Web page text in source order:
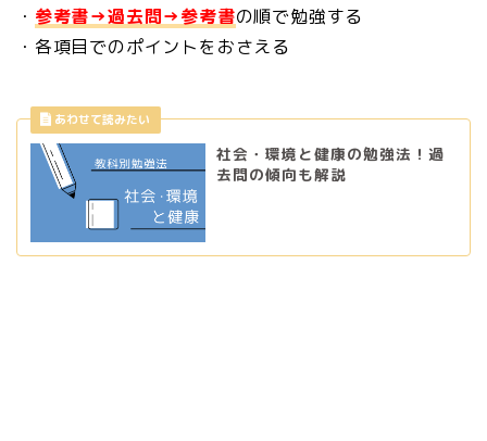
・ 参考書→過去問→参考書の順で勉強する
・各項目でのポイントをおさえる
社会・環境と健康の勉強法！過
去問の傾向も解説